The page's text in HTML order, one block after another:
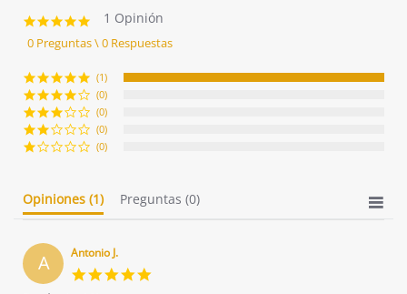
5.0
star
rating
1 Opinión
0 Preguntas \ 0 Respuestas
(1)
(0)
(0)
(0)
(0)
Opiniones (1) Preguntas (0)
A Antonio J.